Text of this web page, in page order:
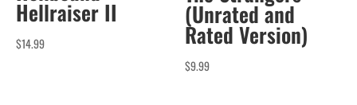
Hellraiser II
$14.99
(Unrated and
Rated Version)
$9.99